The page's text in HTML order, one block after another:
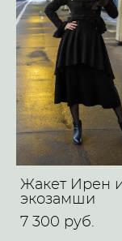
Жакет Ирен
экозамши
7 300 pуб.